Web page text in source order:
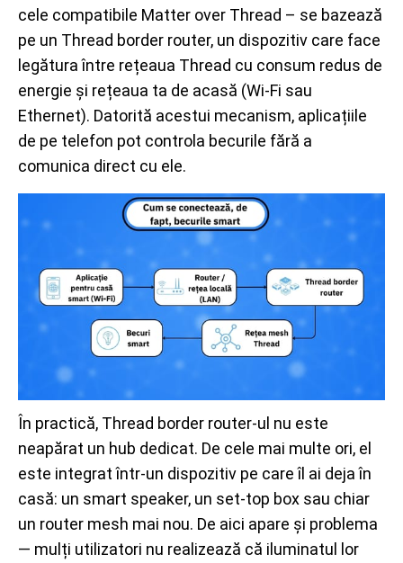
cele compatibile Matter over Thread – se bazează
pe un Thread border router, un dispozitiv care face
legătura între rețeaua Thread cu consum redus de
energie și rețeaua ta de acasă (Wi-Fi sau
Ethernet). Datorită acestui mecanism, aplicațiile
de pe telefon pot controla becurile fără a
comunica direct cu ele.
În practică, Thread border router-ul nu este
neapărat un hub dedicat. De cele mai multe ori, el
este integrat într-un dispozitiv pe care îl ai deja în
casă: un smart speaker, un set-top box sau chiar
un router mesh mai nou. De aici apare și problema
— mulți utilizatori nu realizează că iluminatul lor